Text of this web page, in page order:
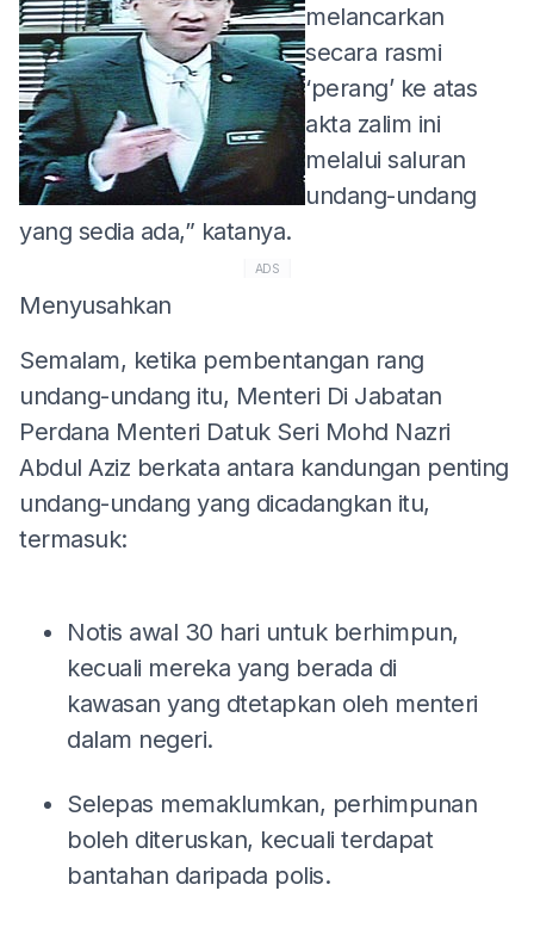
melancarkan
secara rasmi
‘perang’ ke atas
akta zalim ini
melalui saluran
undang-undang
yang sedia ada,” katanya.
ADS
Menyusahkan
Semalam, ketika pembentangan rang
undang-undang itu, Menteri Di Jabatan
Perdana Menteri Datuk Seri Mohd Nazri
Abdul Aziz berkata antara kandungan penting
undang-undang yang dicadangkan itu,
termasuk:
Notis awal 30 hari untuk berhimpun,
kecuali mereka yang berada di
kawasan yang dtetapkan oleh menteri
dalam negeri.
Selepas memaklumkan, perhimpunan
boleh diteruskan, kecuali terdapat
bantahan daripada polis.